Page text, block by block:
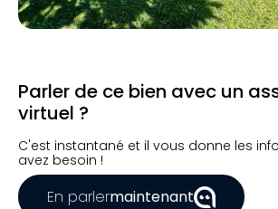
Parler de ce bien avec un
virtuel ?
C'est instantané et il vous donne les
avez besoin !
En parlermaintenant